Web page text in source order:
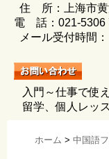
住 所：上海市黄
電 話：021-5306
メール受付時間
（土日）
入門～仕事で使
留学、個人レッ
ホーム > 中国語